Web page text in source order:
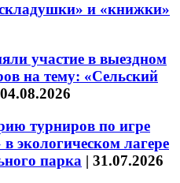
и «книжки»
участие в выездном
на тему: «Сельский
04.08.2026
турниров по игре
экологическом лагере
парка | 31.07.2026